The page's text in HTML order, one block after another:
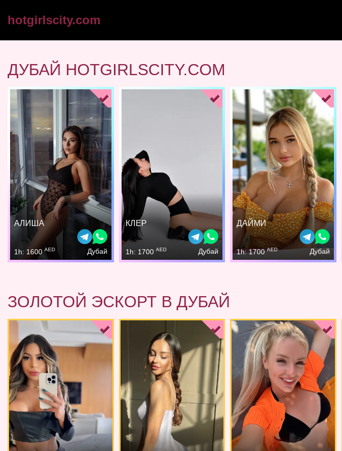
hotgirlscity.com
ДУБАЙ HOTGIRLSCITY.COM
АЛИША
1h: 1600AED Дубай
КЛЕР
1h: 1700 AED Дубай
ДАЙМИ
1h: 1700AED Дубай
ЗОЛОТОЙ ЭСКОРТ В ДУБАЙ